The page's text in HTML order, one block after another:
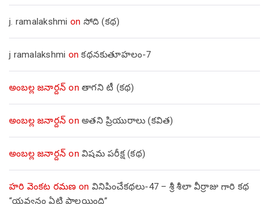
j. ramalakshmi on సోది (కథ)
j ramalakshmi onకథనకుతూహలం-7
అంబల్ల జనార్దన్ on తాగని టీ (కథ)
అంబల్ల జనార్దన్ on అతని ప్రియురాలు (కవిత)
అంబల్ల జనార్దన్ on విషమ పరీక్ష (క‌థ‌)
హరి వెంకట రమణ on వినిపించేకథలు-47 – శ్రీ శీలా వీర్రాజు గారి కథ
“యవ్వనం ఏటి పాలయింది”